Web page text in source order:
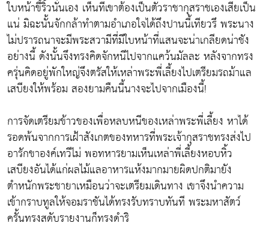
ใบหน้าขี้ริ้วนั่นเอง เห็นทีเขาต้องเป็นตัวราชากุสราชเองเสียเป็น
แน่ มิฉะนั้นจักกล้าทำตามอำเภอใจได้ถึงปานนี้เทียวรึ พระนาง
ไม่ปรารถนาจะมีพระสวามีที่มีใบหน้าที่แสนจะน่าเกลียดน่าชัง
อย่างนี้ ดังนั้นจึงทรงคิดจักหนีไปจากแคว้นมัลละ หลังจากทรง
ครุ่นคิดอยู่พักใหญ่จึงตรัสให้เหล่าพระพี่เลี้ยงไปเตรียมรถม้าแล
เสบียงให้พร้อม สองยามคืนนี้นางจะไปจากเมืองนี้!
การจัดเตรียมข้าวของเพื่อหลบหนีของเหล่าพระพี่เลี้ยง หาได้
รอดพ้นจากการเฝ้าสังเกตของทหารที่พระเจ้ากุสราชทรงส่งไป
อารักขาองค์เทวีไม่ พอทหารยามเห็นเหล่าพี่เลี้ยงหอบหิ้ว
เสบียงอันได้แก่ผลไม้แลอาหารแห้งมากมายผิดปกติมายัง
ตำหนักพระชายาเหมือนว่าจะเตรียมเดินทาง เขาจึงนำความ
เข้ากราบทูลให้จอมราชันได้ทรงรับทราบทันที พระมหาสัตว์
ครั้นทรงสดับรายงานก็ทรงดำริ